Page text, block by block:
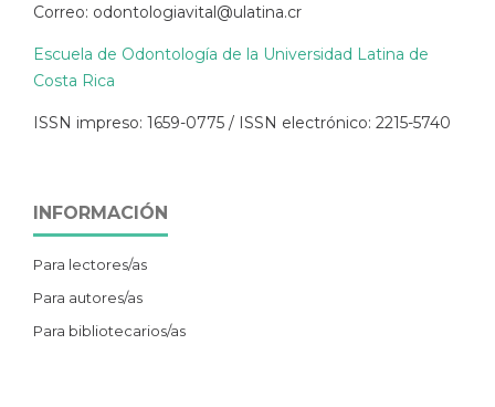
Correo: odontologiavital@ulatina.cr
Escuela de Odontología de la Universidad Latina de
Costa Rica
ISSN impreso: 1659-0775 / ISSN electrónico: 2215-5740
INFORMACIÓN
Para lectores/as
Para autores/as
Para bibliotecarios/as